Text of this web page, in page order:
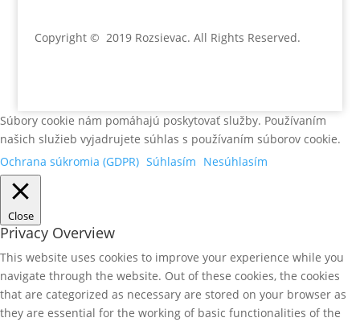
Copyright © 2019 Rozsievac. All Rights Reserved.
Súbory cookie nám pomáhajú poskytovať služby. Používaním
našich služieb vyjadrujete súhlas s používaním súborov cookie.
Ochrana súkromia (GDPR) Súhlasím Nesúhlasím
Close
Privacy Overview
This website uses cookies to improve your experience while you
navigate through the website. Out of these cookies, the cookies
that are categorized as necessary are stored on your browser as
they are essential for the working of basic functionalities of the